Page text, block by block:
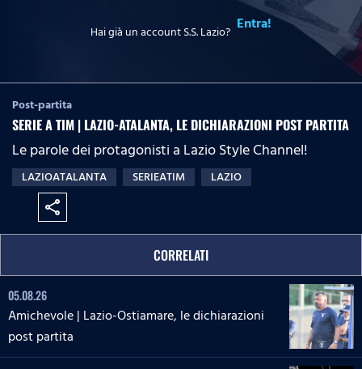
Hai già un account S.S. Lazio? Entra!
Post-partita
SERIE A TIM | LAZIO-ATALANTA, LE DICHIARAZIONI POST PARTITA
Le parole dei protagonisti a Lazio Style Channel!
LAZIOATALANTA SERIEATIM LAZIO
share
CORRELATI
05.08.26
Amichevole | Lazio-Ostiamare, le dichiarazioni
post partita